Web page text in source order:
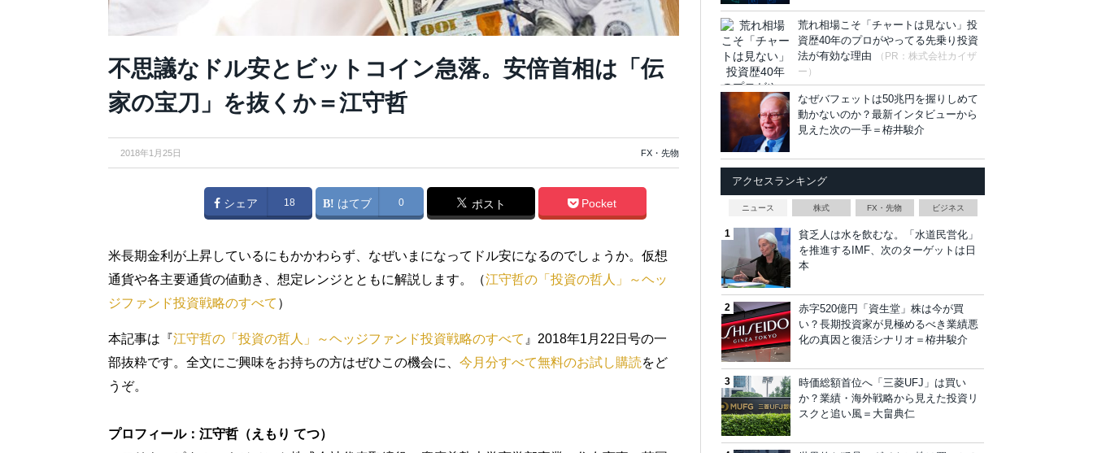
不思議なドル安とビットコイン急落。安倍首相は「伝
家の宝刀」を抜くか＝江守哲
2018年1月25日 FX・先物
シェア 18 はてブ 0 ポスト Pocket
米長期金利が上昇しているにもかかわらず、なぜいまになってドル安になるのでしょうか。仮想
通貨や各主要通貨の値動き、想定レンジとともに解説します。（江守哲の「投資の哲人」～ヘッ
ジファンド投資戦略のすべて ）
本記事は『江守哲の「投資の哲人」～ヘッジファンド投資戦略のすべて 』2018年1月22日号の一
部抜粋です。全文にご興味をお持ちの方はぜひこの機会に、 今月分すべて無料のお試し購読をど
うぞ。
プロフィール：江守哲（えもり てつ）
荒れ相場こそ「チャートは見ない」投
資歴40年のプロがやってる先乗り投資
法が有効な理由
（PR：株式会社カイザ
ー）
なぜバフェットは50兆円を握りしめて
動かないのか？最新インタビューから
見えた次の一手＝栫井駿介
アクセスランキング
ニュース 株式 FX・先物 ビジネス
貧乏人は水を飲むな。「水道民営化」
を推進するIMF、次のターゲットは日
本
赤字520億円「資生堂」株は今が買
い？長期投資家が見極めるべき業績悪
化の真因と復活シナリオ＝栫井駿介
時価総額首位へ「三菱UFJ」は買い
か？業績・海外戦略から見えた投資リ
スクと追い風＝大畠典仁